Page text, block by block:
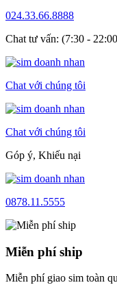
024.33.66.8888
Chat tư vấn: (7:30 -
Chat với chúng tôi
Chat với chúng tôi
Góp ý, Khiếu nại
0878.11.5555
Miễn phí ship
Miễn phí giao sim toàn